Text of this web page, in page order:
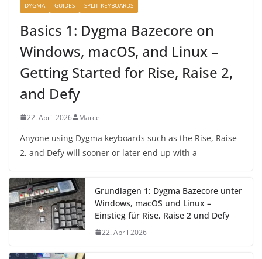
DYGMA GUIDES SPLIT KEYBOARDS
Basics 1: Dygma Bazecore on
Windows, macOS, and Linux –
Getting Started for Rise, Raise 2,
and Defy
22. April 2026 Marcel
Anyone using Dygma keyboards such as the Rise, Raise
2, and Defy will sooner or later end up with a
Grundlagen 1: Dygma Bazecore unter
Windows, macOS und Linux –
Einstieg für Rise, Raise 2 und Defy
22. April 2026